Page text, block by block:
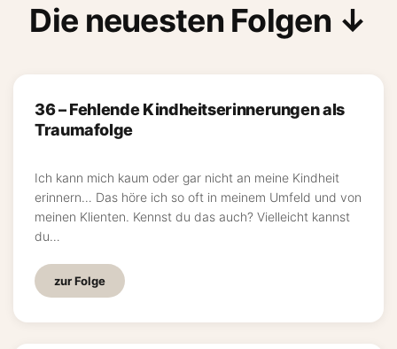
Die neuesten Folgen ↓
36 – Fehlende Kindheitserinnerungen als
Traumafolge
Ich kann mich kaum oder gar nicht an meine Kindheit
erinnern… Das höre ich so oft in meinem Umfeld und von
meinen Klienten. Kennst du das auch? Vielleicht kannst
du…
zur Folge